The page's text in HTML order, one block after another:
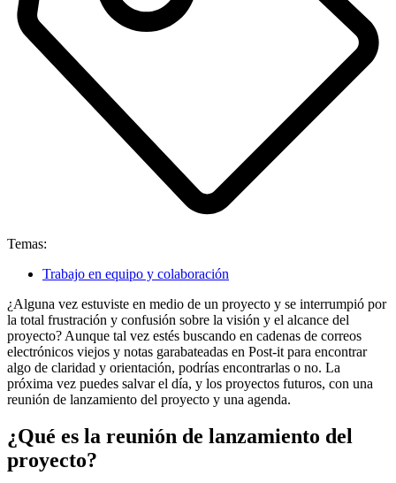
Temas:
Trabajo en equipo y colaboración
¿Alguna vez estuviste en medio de un proyecto y se interrumpió por
la total frustración y confusión sobre la visión y el alcance del
proyecto? Aunque tal vez estés buscando en cadenas de correos
electrónicos viejos y notas garabateadas en Post-it para encontrar
algo de claridad y orientación, podrías encontrarlas o no. La
próxima vez puedes salvar el día, y los proyectos futuros, con una
reunión de lanzamiento del proyecto y una agenda.
¿Qué es la reunión de lanzamiento del
proyecto?